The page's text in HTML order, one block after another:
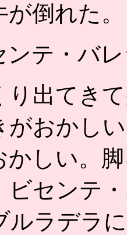
倒れた。
ンテ・バ
出てき
がおかし
かしい。
ビセンテ
ルラデラ